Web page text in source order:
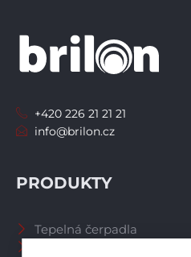
PRODUKTY
Tepelná čerpadla
+420 226 21 21 21
info@brilon.cz